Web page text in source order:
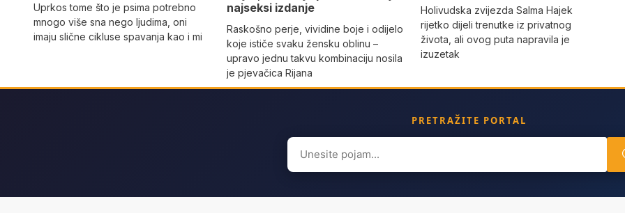
Uprkos tome što je psima potrebno
mnogo više sna nego ljudima, oni
imaju slične cikluse spavanja kao i mi
najseksi izdanje
Raskošno perje, vividine boje i odijelo
koje ističe svaku žensku oblinu –
upravo jednu takvu kombinaciju nosila
je pjevačica Rijana
Holivudska zvijezda Salma Hajek
rijetko dijeli trenutke iz privatnog
života, ali ovog puta napravila je
izuzetak
PRETRAŽITE PORTAL
Search
for: